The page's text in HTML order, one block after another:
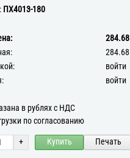
ПХ4013-180
284.68
284.68
войти
войти
в рублях с НДС
по согласованию
+ Купить Печать